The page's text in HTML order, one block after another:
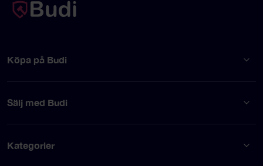
Köpa på Budi
Sälj med Budi
Kategorier